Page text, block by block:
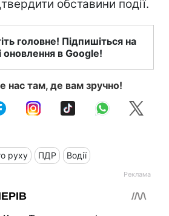
обставини події.
головне! Підпишіться на
оновлення в Google!
нас там, де вам зручно!
руху ПДР Водії